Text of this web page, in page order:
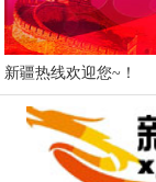
新疆热线欢迎您~！